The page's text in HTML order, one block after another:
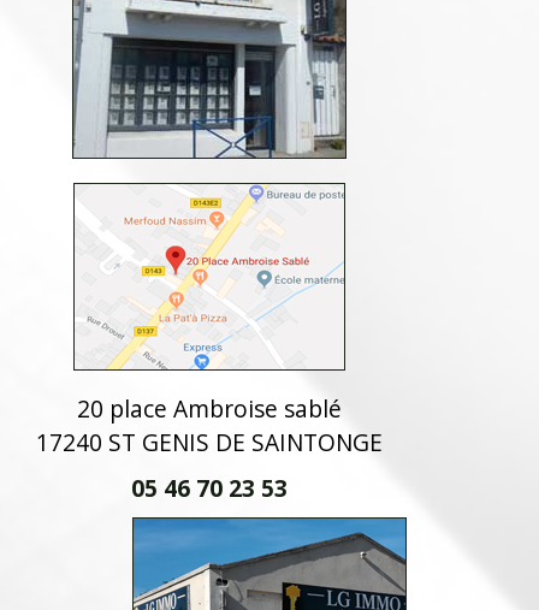
20 place Ambroise sablé
17240 ST GENIS DE SAINTONGE
05 46 70 23 53